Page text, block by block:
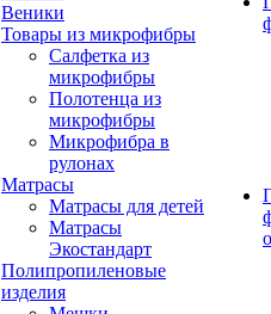
Веники
Товары из микрофибры
Салфетка из
микрофибры
Полотенца из
микрофибры
Микрофибра в
рулонах
Матрасы
Матрасы для детей
Матрасы
Экостандарт
Полипропиленовые
изделия